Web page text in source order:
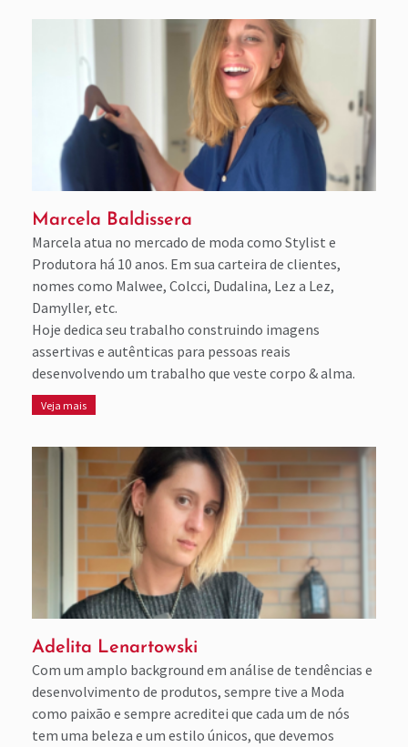
Marcela Baldissera
Marcela atua no mercado de moda como Stylist e
Produtora há 10 anos. Em sua carteira de clientes,
nomes como Malwee, Colcci, Dudalina, Lez a Lez,
Damyller, etc.
Hoje dedica seu trabalho construindo imagens
assertivas e autênticas para pessoas reais
desenvolvendo um trabalho que veste corpo & alma.
Veja mais
Adelita Lenartowski
Com um amplo background em análise de tendências e
desenvolvimento de produtos, sempre tive a Moda
como paixão e sempre acreditei que cada um de nós
tem uma beleza e um estilo únicos, que devemos